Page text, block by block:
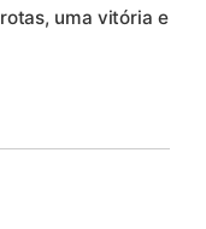
uma vitória e